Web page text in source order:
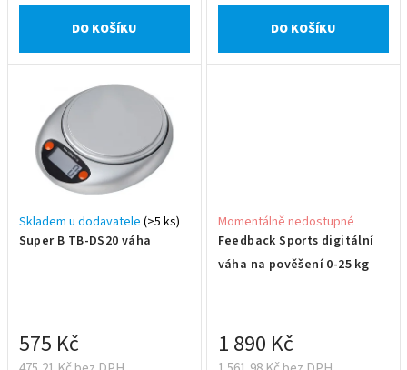
DO KOŠÍKU DO KOŠÍKU
Super B TB-DS20 váha
Skladem u dodavatele (>5 ks)
575 Kč
Feedback Sports digitální
váha na pověšení 0-25 kg
Momentálně nedostupné
1 890 Kč